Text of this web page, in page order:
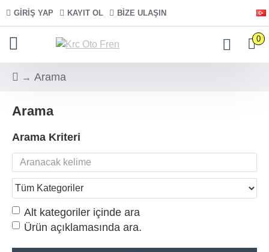
GIRIŞ YAP KAYIT OL BIZE ULAŞIN
0
Arama
Arama
Arama Kriteri
Alt kategoriler içinde ara
Ürün açıklamasında ara.